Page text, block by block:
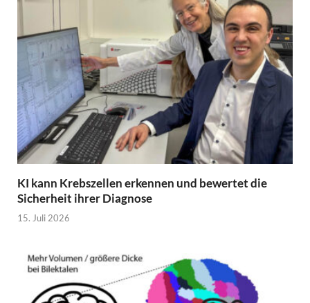
KI kann Krebszellen erkennen und bewertet die
Sicherheit ihrer Diagnose
15. Juli 2026